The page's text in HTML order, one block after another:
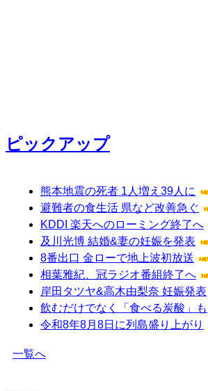
ピックアップ
熊本地震の死者 1人増え39人に
避難者の食生活 県など改善急ぐ
KDDI 楽天へのローミング終了へ
及川光博 結婚&妻の妊娠を発表
8番出口 金ローで地上波初放送
相葉雅紀、冠ラジオ番組終了へ
岸田タツヤ&高木由梨奈 妊娠発表
飲むだけでなく「食べる炭酸」も
令和8年8月8日に列島盛り上がり
一覧へ